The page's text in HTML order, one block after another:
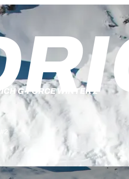
G-FORCE WINTER 2